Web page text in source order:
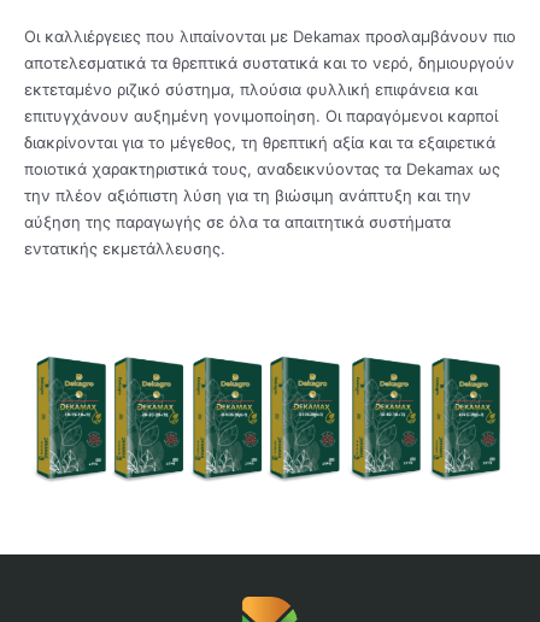
Οι καλλιέργειες που λιπαίνονται με Dekamax προσλαμβάνουν πιο
αποτελεσματικά τα θρεπτικά συστατικά και το νερό, δημιουργούν
εκτεταμένο ριζικό σύστημα, πλούσια φυλλική επιφάνεια και
επιτυγχάνουν αυξημένη γονιμοποίηση. Οι παραγόμενοι καρποί
διακρίνονται για το μέγεθος, τη θρεπτική αξία και τα εξαιρετικά
ποιοτικά χαρακτηριστικά τους, αναδεικνύοντας τα Dekamax ως
την πλέον αξιόπιστη λύση για τη βιώσιμη ανάπτυξη και την
αύξηση της παραγωγής σε όλα τα απαιτητικά συστήματα
εντατικής εκμετάλλευσης.